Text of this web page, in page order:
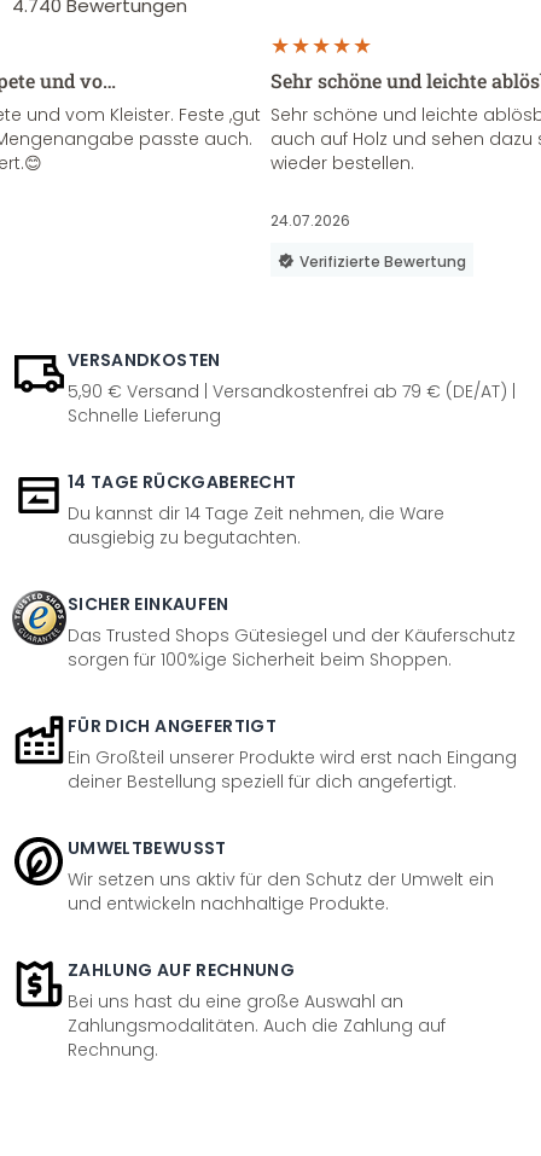
4.740 Bewertungen
und vo…
und vom Kleister. Feste ,gut
passte auch.
Sehr schöne und leichte
Sehr schöne und leichte
auch auf Holz und sehen
wieder bestellen.
24.07.2026
Verifizierte Bewertung
VERSANDKOSTEN
5,90 € Versand | Versandkostenfrei ab 79 € (DE/AT) |
Schnelle Lieferung
14 TAGE RÜCKGABERECHT
Du kannst dir 14 Tage Zeit nehmen, die Ware
ausgiebig zu begutachten.
SICHER EINKAUFEN
Das Trusted Shops Gütesiegel und der Käuferschutz
sorgen für 100%ige Sicherheit beim Shoppen.
FÜR DICH ANGEFERTIGT
Ein Großteil unserer Produkte wird erst nach Eingang
deiner Bestellung speziell für dich angefertigt.
UMWELTBEWUSST
Wir setzen uns aktiv für den Schutz der Umwelt ein
und entwickeln nachhaltige Produkte.
ZAHLUNG AUF RECHNUNG
Bei uns hast du eine große Auswahl an
Zahlungsmodalitäten. Auch die Zahlung auf
Rechnung.